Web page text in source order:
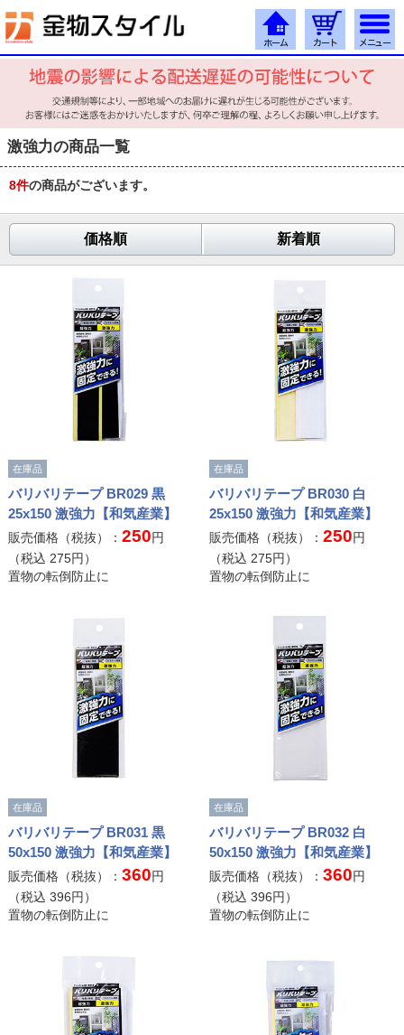
激強力の商品一覧
8件の商品がございます。
価格順 新着順
在庫品
バリバリテープ BR029 黒
25x150 激強力【和気産業】
販売価格（税抜）： 250円
（税込 275円）
置物の転倒防止に
在庫品
バリバリテープ BR030 白
25x150 激強力【和気産業】
販売価格（税抜）：250円
（税込 275円）
置物の転倒防止に
在庫品
バリバリテープ BR031 黒
50x150 激強力【和気産業】
販売価格（税抜）： 360円
（税込 396円）
置物の転倒防止に
在庫品
バリバリテープ BR032 白
50x150 激強力【和気産業】
販売価格（税抜）：360円
（税込396円）
置物の転倒防止に